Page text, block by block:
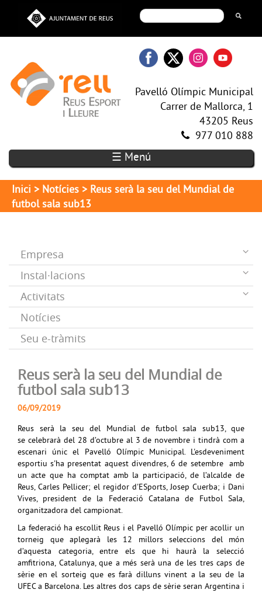
Pavelló Olímpic Municipal
Carrer de Mallorca, 1
43205 Reus
977 010 888
☰ Menú
Inici > Notícies > Reus serà la seu del Mundial de
futbol sala sub13
Empresa
Instal·lacions
Activitats
Notícies
Seu e-tràmits
Reus serà la seu del Mundial de
futbol sala sub13
06/09/2019
Reus serà la seu del Mundial de futbol sala sub13, que
se celebrarà del 28 d’octubre al 3 de novembre i tindrà com a
escenari únic el Pavelló Olímpic Municipal. L'esdeveniment
esportiu s'ha presentat aquest divendres, 6 de setembre amb
un acte que ha comptat amb la participació, de l’alcalde de
Reus, Carles Pellicer; el regidor d'ESports, Josep Cuerba; i Dani
Vives, president de la Federació Catalana de Futbol Sala,
organitzadora del campionat.
La federació ha escollit Reus i el Pavelló Olímpic per acollir un
torneig que aplegarà les 12 millors seleccions del món
d’aquesta categoria, entre els que hi haurà la selecció
amfitriona, Catalunya, que a més serà una de les tres caps de
sèrie en el sorteig que es farà dilluns vinent a la seu de la
UFEC a Barcelona. Les altres dos caps de sèrie seran Argentina i